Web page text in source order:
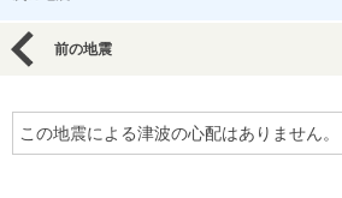
前の地震
この地震による津波の心配はありません。